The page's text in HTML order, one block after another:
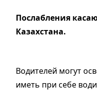
Послабления
Казахстана.
Водителей могут
иметь при себе